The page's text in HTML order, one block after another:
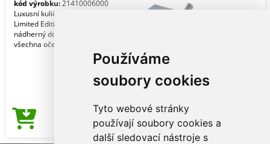
Používáme
soubory cookies
Tyto webové stránky
používají soubory cookies a
další sledovací nástroje s
kód výrobku:21410006000
Luxusní kuličkové pero, kolekce
Limited Edition. Moderní, funkční a
nádherný doplněk, který předčí
všechna očekávání. Vy
Cena od104,60Kč